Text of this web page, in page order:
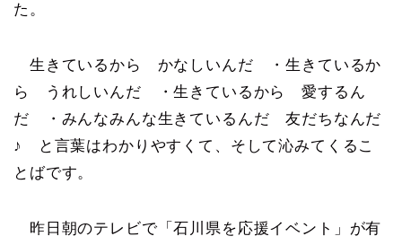
た。
生きているから かなしいんだ ・生きているか
ら うれしいんだ ・生きているから 愛するん
だ ・みんなみんな生きているんだ 友だちなんだ
♪ と言葉はわかりやすくて、そして沁みてくるこ
とばです。
昨日朝のテレビで「石川県を応援イベント」が有